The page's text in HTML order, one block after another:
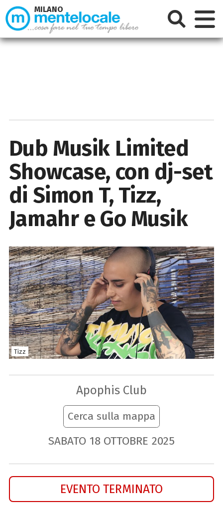
Dub Musik Limited
Showcase, con dj-set
di Simon T, Tizz,
Jamahr e Go Musik
Tizz
Apophis Club
Cerca sulla mappa
SABATO 18 OTTOBRE 2025
EVENTO TERMINATO
MILANO